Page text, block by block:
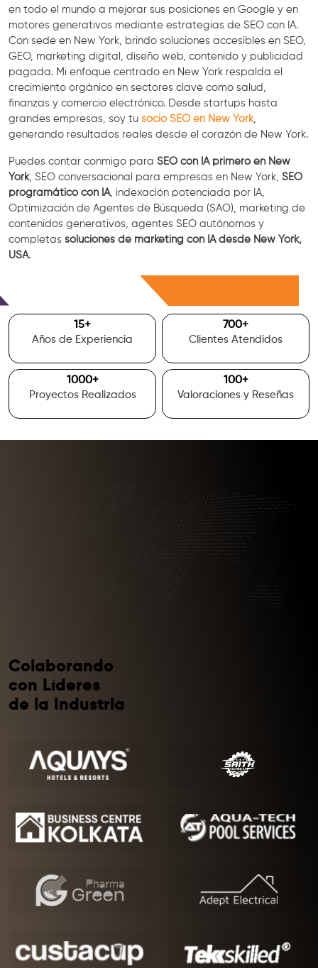
en todo el mundo a mejorar sus posiciones en Google y en
motores generativos mediante estrategias de SEO con IA.
Con sede en New York, brindo soluciones accesibles en SEO,
GEO, marketing digital, diseño web, contenido y publicidad
pagada. Mi enfoque centrado en New York respalda el
crecimiento orgánico en sectores clave como salud,
finanzas y comercio electrónico. Desde startups hasta
grandes empresas, soy tu socio SEO en New York,
generando resultados reales desde el corazón de New York.
Puedes contar conmigo para SEO con IA primero en New
York, SEO conversacional para empresas en New York, SEO
programático con IA, indexación potenciada por IA,
Optimización de Agentes de Búsqueda (SAO), marketing de
contenidos generativos, agentes SEO autónomos y
completas soluciones de marketing con IA desde New York,
USA.
15+
Años de Experiencia
700+
Clientes Atendidos
1000+
Proyectos Realizados
100+
Valoraciones y Reseñas
Colaborando
con Líderes
de la Industria